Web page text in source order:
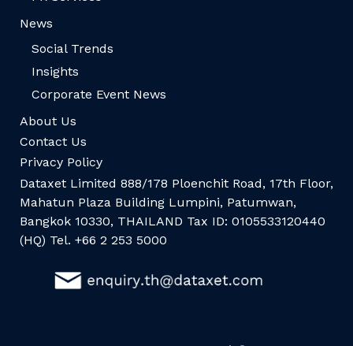
News
Social Trends
Insights
Corporate Event News
About Us
Contact Us
Privacy Policy
Dataxet Limited 888/178 Ploenchit Road, 17th Floor,
Mahatun Plaza Building Lumpini, Patumwan,
Bangkok 10330, THAILAND Tax ID: 0105533120440
(HQ) Tel. +66 2 253 5000